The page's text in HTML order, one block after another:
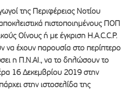
της Περιφέρειας Νοτίου
πιστοποιημένους ΠΟΠ
Οίνους ή με έγκριση H.A.C.C.P.
να έχουν παρουσία στο περίπτερο
η Π.Ν.ΑΙ., να το δηλώσουν το
16 Δεκεμβρίου 2019 στην
στην ιστοσελίδα της